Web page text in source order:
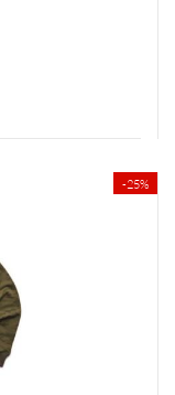
-25%